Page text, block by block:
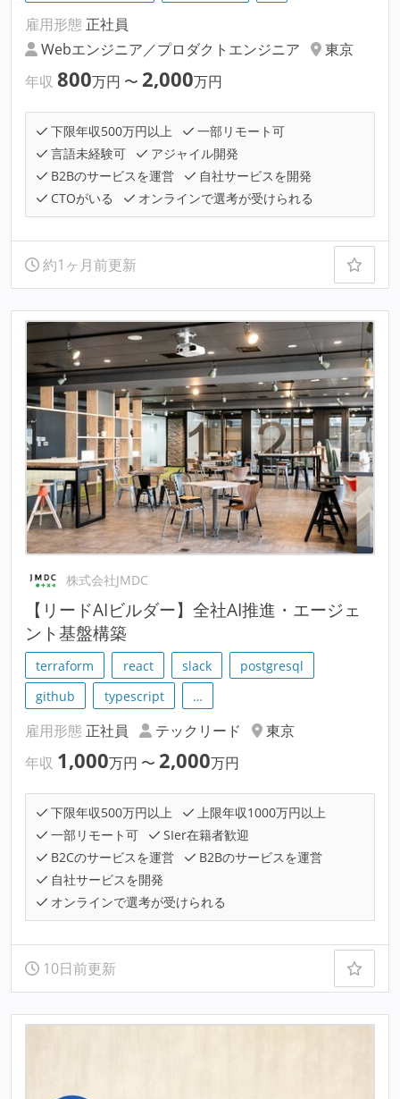
雇用形態 正社員
Webエンジニア／プロダクトエンジニア
東京
年収 800万円 〜 2,000万円
下限年収500万円以上
一部リモート可
言語未経験可
アジャイル開発
B2Bのサービスを運営
自社サービスを開発
CTOがいる
オンラインで選考が受けられる
約1ヶ月前更新
株式会社JMDC
【リードAIビルダー】全社AI推進・エージェ
ント基盤構築
terraform react slack
postgresql
github
typescript …
雇用形態 正社員 テックリード
東京
年収 1,000万円 〜 2,000万円
下限年収500万円以上
上限年収1000万円以上
一部リモート可
SIer在籍者歓迎
B2Cのサービスを運営
B2Bのサービスを運営
自社サービスを開発
オンラインで選考が受けられる
10日前更新